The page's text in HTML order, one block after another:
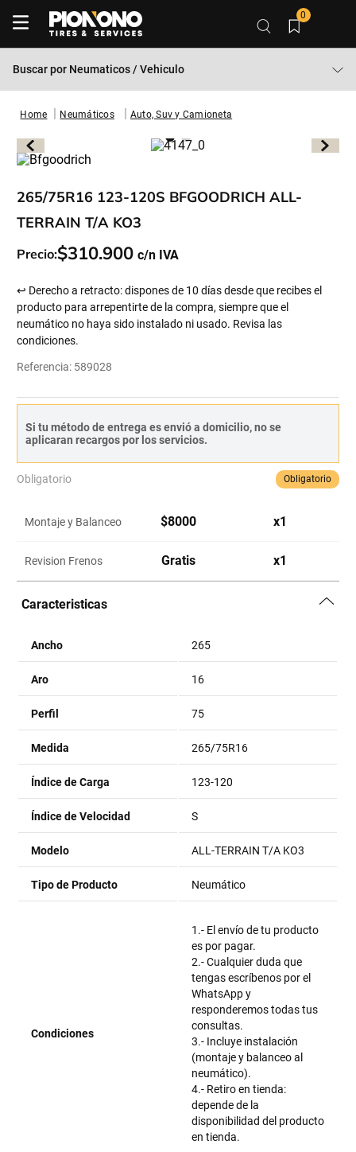
0
Buscar por Neumaticos / Vehiculo
Neumáticos Auto, Suv y Camioneta
265/75R16 123-120S BFGOODRICH ALL-
TERRAIN T/A KO3
Precio:$310.900
↩ Derecho a retracto: dispones de 10 días desde que recibes el
producto para arrepentirte de la compra, siempre que el
neumático no haya sido instalado ni usado. Revisa las
condiciones.
Referencia: 589028
Si tu método de entrega es envió a domicilio, no se
aplicaran recargos por los servicios.
Obligatorio Obligatorio
Montaje y Balanceo $8000 x1
Revision Frenos Gratis x1
Caracteristicas
Ancho 265
Aro 16
Perfil 75
Medida 265/75R16
Índice de Carga 123-120
Índice de Velocidad S
Modelo ALL-TERRAIN T/A KO3
Tipo de Producto Neumático
Condiciones
1.- El envío de tu producto
es por pagar.
2.- Cualquier duda que
tengas escríbenos por el
WhatsApp y
responderemos todas tus
consultas.
3.- Incluye instalación
(montaje y balanceo al
neumático).
4.- Retiro en tienda:
depende de la
disponibilidad del producto
en tienda.